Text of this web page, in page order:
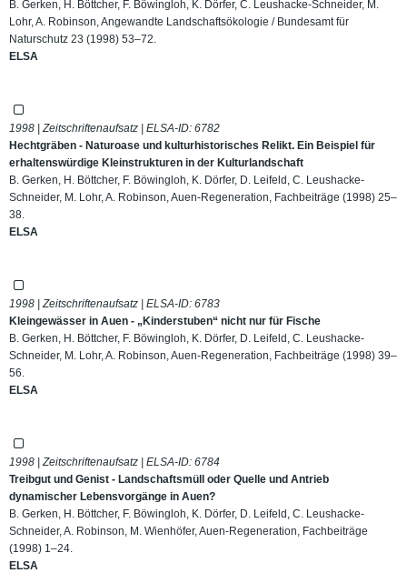
B. Gerken, H. Böttcher, F. Böwingloh, K. Dörfer, C. Leushacke-Schneider, M.
Lohr, A. Robinson, Angewandte Landschaftsökologie / Bundesamt für
Naturschutz 23 (1998) 53–72.
ELSA
1998 | Zeitschriftenaufsatz | ELSA-ID: 6782
Hechtgräben - Naturoase und kulturhistorisches Relikt. Ein Beispiel für
erhaltenswürdige Kleinstrukturen in der Kulturlandschaft
B. Gerken, H. Böttcher, F. Böwingloh, K. Dörfer, D. Leifeld, C. Leushacke-
Schneider, M. Lohr, A. Robinson, Auen-Regeneration, Fachbeiträge (1998) 25–
38.
ELSA
1998 | Zeitschriftenaufsatz | ELSA-ID: 6783
Kleingewässer in Auen - „Kinderstuben“ nicht nur für Fische
B. Gerken, H. Böttcher, F. Böwingloh, K. Dörfer, D. Leifeld, C. Leushacke-
Schneider, M. Lohr, A. Robinson, Auen-Regeneration, Fachbeiträge (1998) 39–
56.
ELSA
1998 | Zeitschriftenaufsatz | ELSA-ID: 6784
Treibgut und Genist - Landschaftsmüll oder Quelle und Antrieb
dynamischer Lebensvorgänge in Auen?
B. Gerken, H. Böttcher, F. Böwingloh, K. Dörfer, D. Leifeld, C. Leushacke-
Schneider, A. Robinson, M. Wienhöfer, Auen-Regeneration, Fachbeiträge
(1998) 1–24.
ELSA